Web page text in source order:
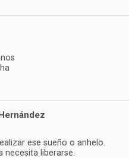
ese sueño o anhelo.
necesita liberarse.